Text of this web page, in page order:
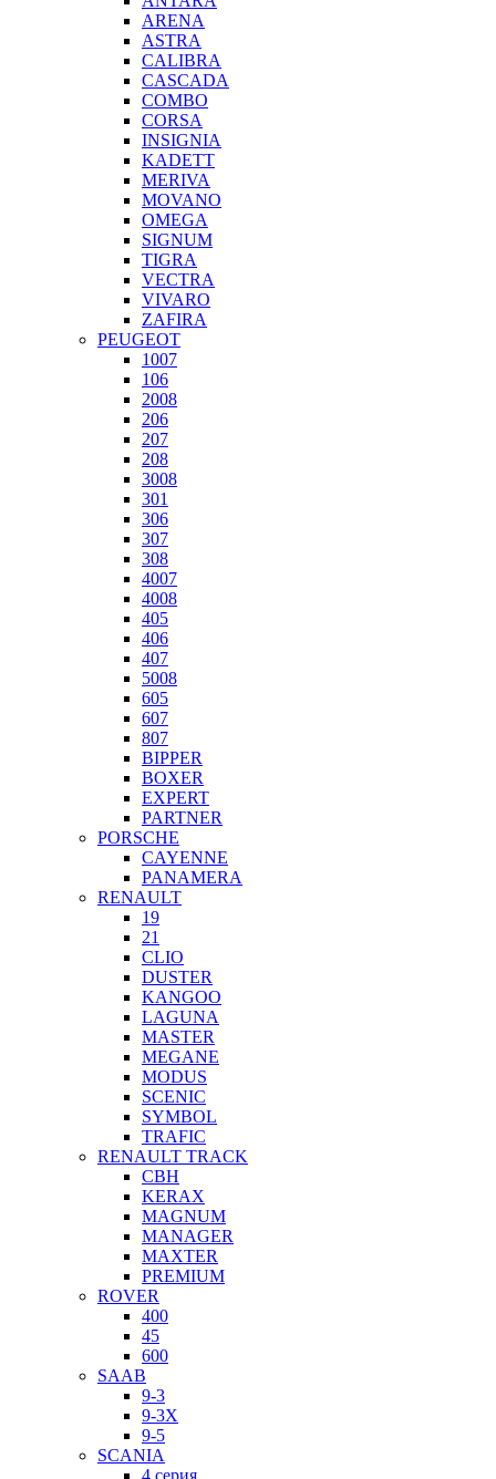
ARENA
ASTRA
CALIBRA
CASCADA
COMBO
CORSA
INSIGNIA
KADETT
MERIVA
MOVANO
OMEGA
SIGNUM
TIGRA
VECTRA
VIVARO
ZAFIRA
PEUGEOT
1007
106
2008
206
207
208
3008
301
306
307
308
4007
4008
405
406
407
5008
605
607
807
BIPPER
BOXER
EXPERT
PARTNER
PORSCHE
CAYENNE
PANAMERA
RENAULT
19
21
CLIO
DUSTER
KANGOO
LAGUNA
MASTER
MEGANE
MODUS
SCENIC
SYMBOL
TRAFIC
RENAULT TRACK
CBH
KERAX
MAGNUM
MANAGER
MAXTER
PREMIUM
ROVER
400
45
600
SAAB
9-3
9-3X
9-5
SCANIA
4 серия